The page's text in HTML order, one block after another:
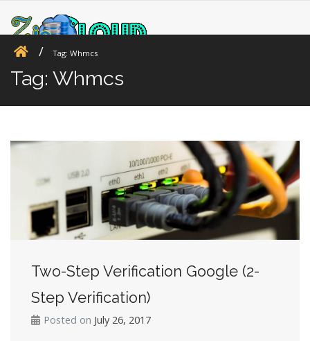
Tag: Whmcs
Tag: Whmcs
Two-Step Verification Google (2-
Step Verification)
Posted on July 26, 2017